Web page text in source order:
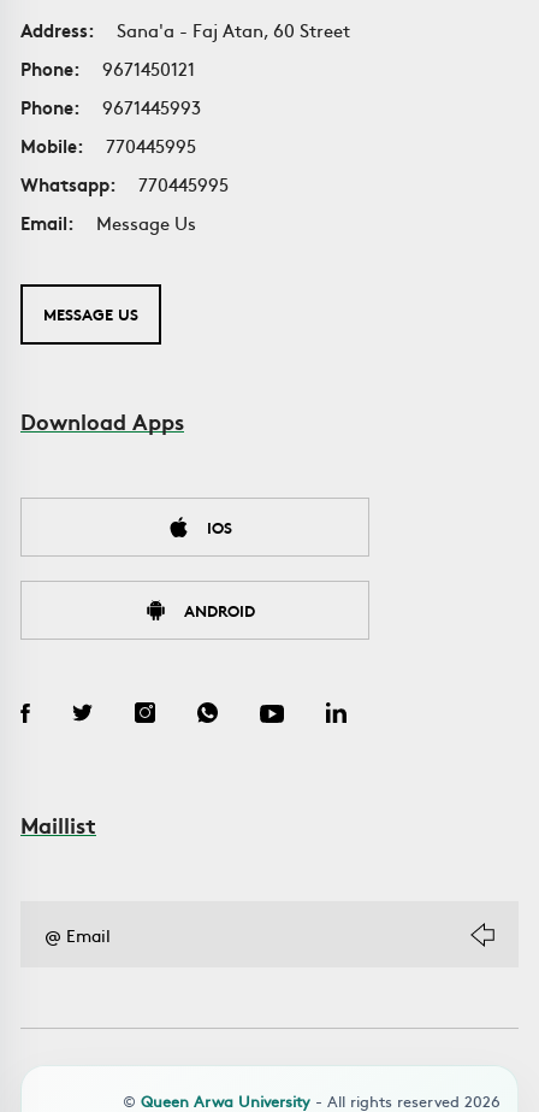
Address:
Sana'a - Faj Atan, 60 Street
Phone:
9671450121
Phone:
9671445993
Mobile:
770445995
Whatsapp:
770445995
Email:
Message Us
MESSAGE US
Download Apps
IOS
ANDROID
Maillist
© Queen Arwa University - All rights reserved 2026